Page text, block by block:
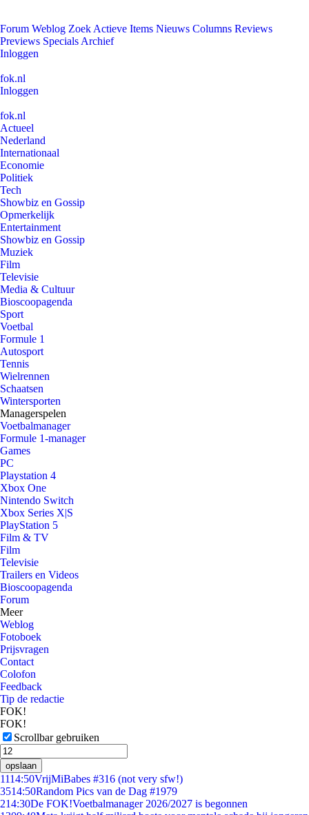
Forum Weblog Zoek Actieve Items Nieuws Columns Reviews
Previews Specials Archief
Inloggen
fok.nl
Inloggen
fok.nl
Actueel
Nederland
Internationaal
Economie
Politiek
Tech
Showbiz en Gossip
Opmerkelijk
Entertainment
Showbiz en Gossip
Muziek
Film
Televisie
Media & Cultuur
Bioscoopagenda
Sport
Voetbal
Formule 1
Autosport
Tennis
Wielrennen
Schaatsen
Wintersporten
Managerspelen
Voetbalmanager
Formule 1-manager
Games
PC
Playstation 4
Xbox One
Nintendo Switch
Xbox Series X|S
PlayStation 5
Film & TV
Film
Televisie
Trailers en Videos
Bioscoopagenda
Forum
Meer
Weblog
Fotoboek
Prijsvragen
Contact
Colofon
Feedback
Tip de redactie
FOK!
FOK!
Scrollbar gebruiken
opslaan
1114:50VrijMiBabes #316 (not very sfw!)
3514:50Random Pics van de Dag #1979
214:30De FOK!Voetbalmanager 2026/2027 is begonnen